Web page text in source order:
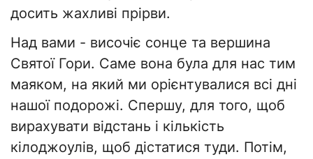
досить жахливі прірви.
Над вами - височіє сонце та вершина
Святої Гори. Саме вона була для нас тим
маяком, на який ми орієнтувалися всі дні
нашої подорожі. Спершу, для того, щоб
вирахувати відстань і кількість
кілоджоулів, щоб дістатися туди. Потім,